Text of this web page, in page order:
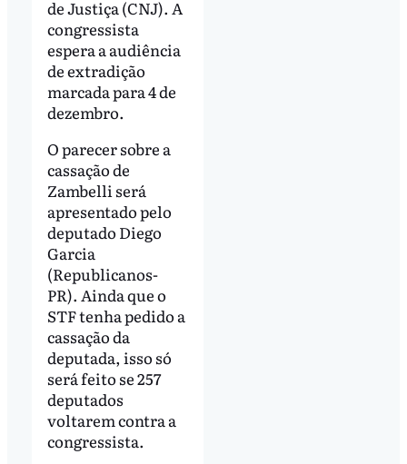
de Justiça (CNJ). A
congressista
espera a audiência
de extradição
marcada para 4 de
dezembro.
O parecer sobre a
cassação de
Zambelli será
apresentado pelo
deputado Diego
Garcia
(Republicanos-
PR). Ainda que o
STF tenha pedido a
cassação da
deputada, isso só
será feito se 257
deputados
voltarem contra a
congressista.